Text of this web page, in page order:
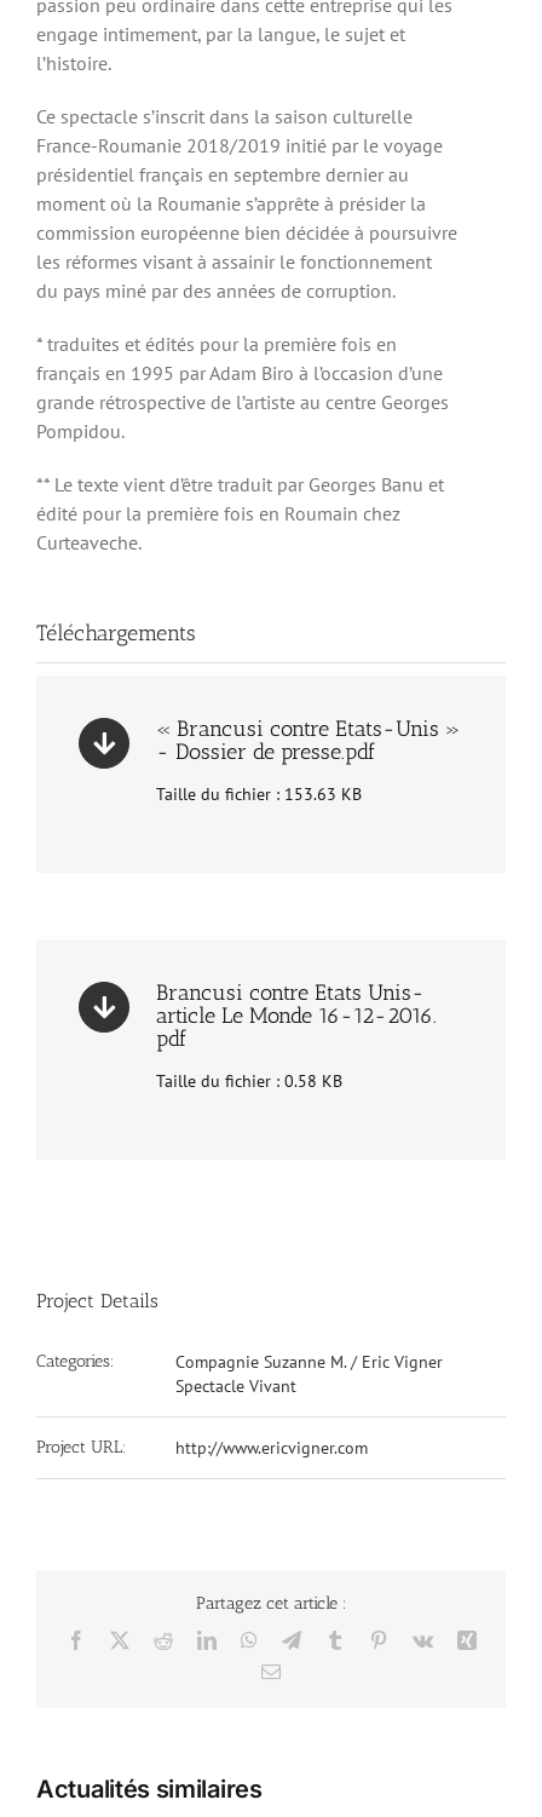
passion peu ordinaire dans cette entreprise qui les
engage intimement, par la langue, le sujet et
l’histoire.
Ce spectacle s’inscrit dans la saison culturelle
France-Roumanie 2018/2019 initié par le voyage
présidentiel français en septembre dernier au
moment où la Roumanie s’apprête à présider la
commission européenne bien décidée à poursuivre
les réformes visant à assainir le fonctionnement
du pays miné par des années de corruption.
* traduites et édités pour la première fois en
français en 1995 par Adam Biro à l’occasion d’une
grande rétrospective de l’artiste au centre Georges
Pompidou.
** Le texte vient d’être traduit par Georges Banu et
édité pour la première fois en Roumain chez
Curteaveche.
Téléchargements
« Brancusi contre Etats-Unis »
- Dossier de presse.pdf
Taille du fichier : 153.63 KB
Brancusi contre Etats Unis-
article Le Monde 16-12-2016.
pdf
Taille du fichier : 0.58 KB
Project Details
Categories:
Compagnie Suzanne M. / Eric Vigner
Spectacle Vivant
Project URL: http://www.ericvigner.com
Partagez cet article :
Facebook RedditLinkedInWhatsApp
TelegramTumblr Pinterest
Vk
Xing
Email
Actualités similaires